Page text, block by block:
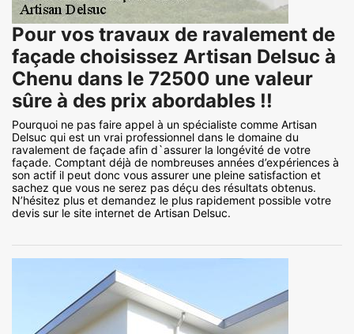
Pour vos travaux de ravalement de
façade choisissez Artisan Delsuc à
Chenu dans le 72500 une valeur
sûre à des prix abordables !!
Pourquoi ne pas faire appel à un spécialiste comme Artisan
Delsuc qui est un vrai professionnel dans le domaine du
ravalement de façade afin d`assurer la longévité de votre
façade. Comptant déjà de nombreuses années d’expériences à
son actif il peut donc vous assurer une pleine satisfaction et
sachez que vous ne serez pas déçu des résultats obtenus.
N’hésitez plus et demandez le plus rapidement possible votre
devis sur le site internet de Artisan Delsuc.